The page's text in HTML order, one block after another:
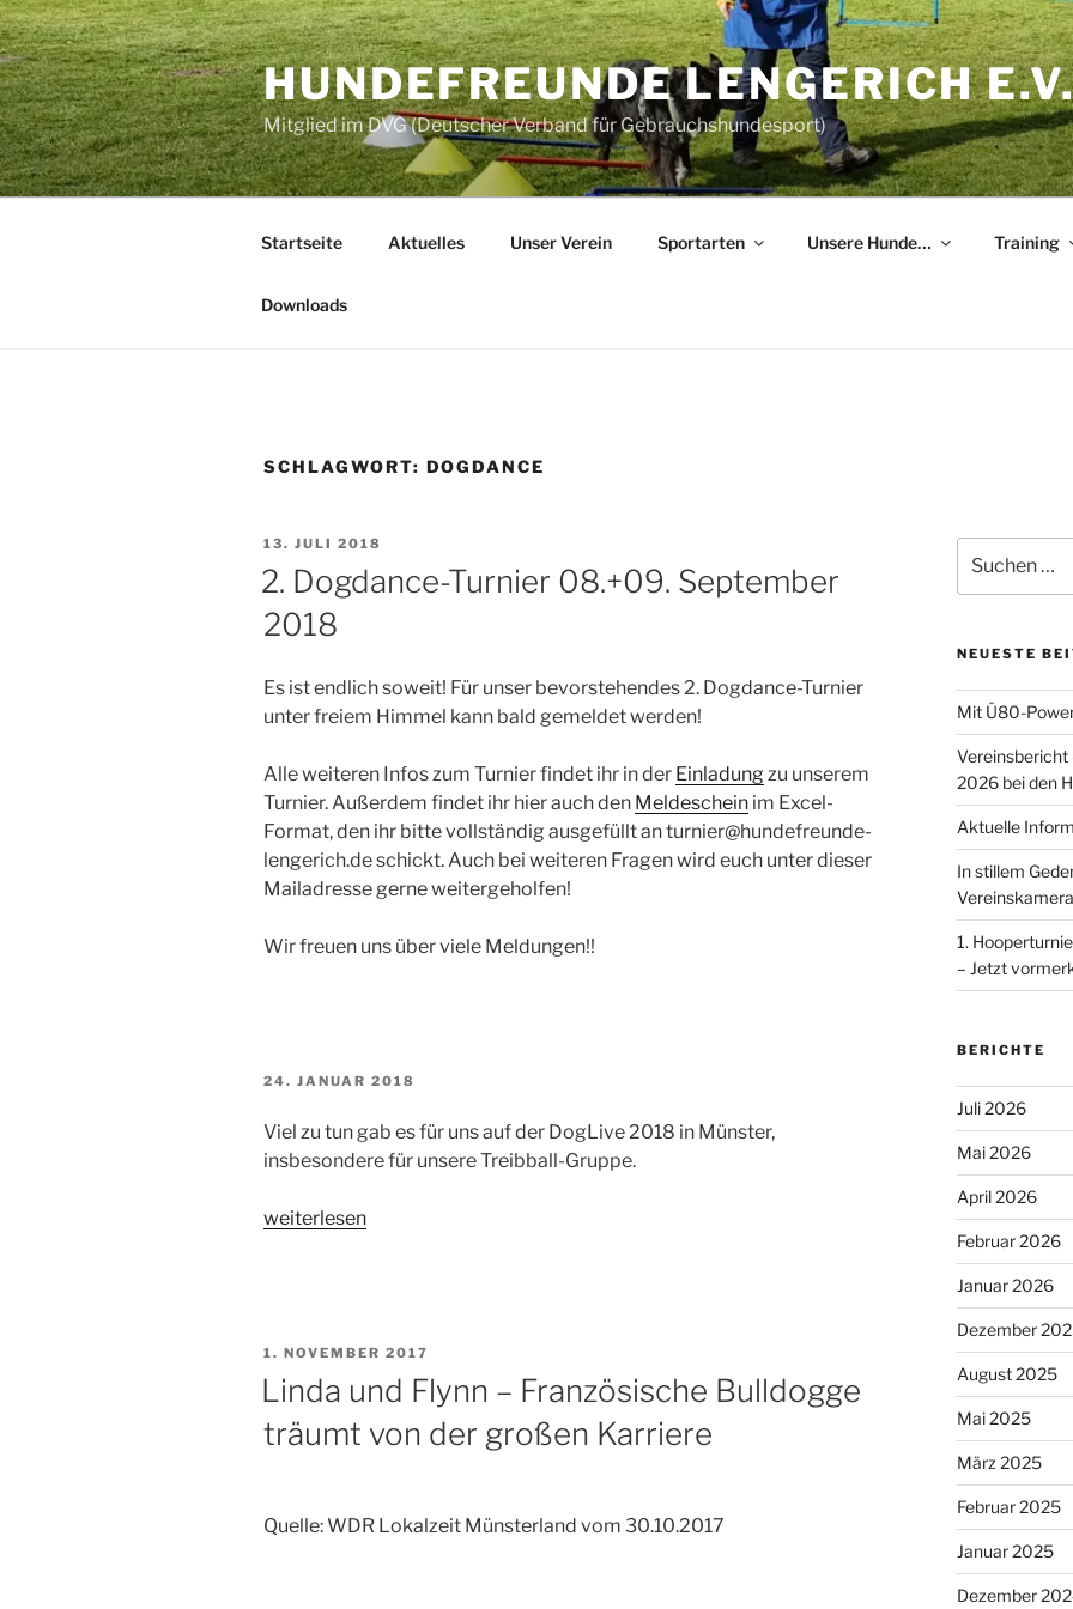
Zum
Inhalt
springen
HUNDEFREUNDE LENGERICH
Mitglied im DVG (Deutscher Verband für Gebrauchshundesport)
Startseite Aktuelles Unser Verein Sportarten Unsere Hunde… Training
Downloads
SCHLAGWORT: DOGDANCE
VERÖFFENTLICHT
AM
13. JULI 2018
2. Dogdance-Turnier 08.+09. September
2018
Es ist endlich soweit! Für unser bevorstehendes 2. Dogdance-Turnier
unter freiem Himmel kann bald gemeldet werden!
Alle weiteren Infos zum Turnier findet ihr in der Einladung zu unserem
Turnier. Außerdem findet ihr hier auch den Meldeschein im Excel-
Format, den ihr bitte vollständig ausgefüllt an turnier@hundefreunde-
lengerich.de schickt. Auch bei weiteren Fragen wird euch unter dieser
Mailadresse gerne weitergeholfen!
Wir freuen uns über viele Meldungen!!
VERÖFFENTLICHT
24. JANUAR 2018
Viel zu tun gab es für uns auf der DogLive 2018 in Münster,
insbesondere für unsere Treibball-Gruppe.
„Die
2018
Ein
Treibball-
Rückblick“
weiterlesen
VERÖFFENTLICHT
AM
1. NOVEMBER 2017
Linda und Flynn – Französische Bulldogge
träumt von der großen Karriere
Quelle: WDR Lokalzeit Münsterland vom 30.10.2017
nach:
NEUESTE
Mit Ü80-
Vereinsbericht
2026 bei den
Aktuelle
In stillem
1.
– Jetzt
BERICHTE
Juli 2026
Mai 2026
April 2026
Februar 2026
Januar 2026
Dezember
August 2025
Mai 2025
März 2025
Februar 2025
Januar 2025
Dezember